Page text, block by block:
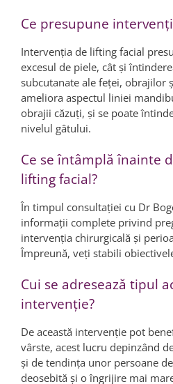
Ce presupune
Intervenţia de lifting facial
excesul de piele, cât şi
subcutanate ale feţei, obrajilor
ameliora aspectul liniei
obrajii căzuţi, şi se poate
nivelul gâtului.
Ce se întâmplă înainte
lifting facial?
În timpul consultaţiei cu Dr
informaţii complete privind
intervenţia chirurgicală şi
Împreună, veţi stabili
Cui se adresează tipul
intervenţie?
De această intervenţie pot
vârste, acest lucru depinzând
şi de tendinţa unor persoane
deosebită şi o îngrijire mai